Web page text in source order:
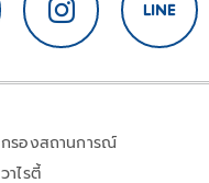
กรองสถานการณ์
วาไรตี้